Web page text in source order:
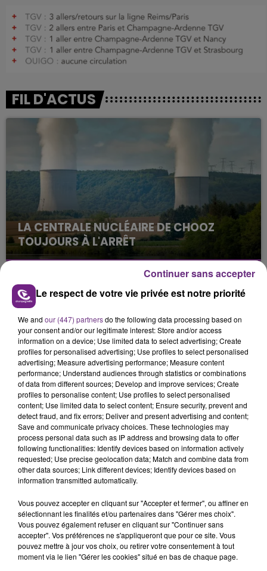
FIL D'ACTUS
LA CENTRALE NUCLÉAIRE DE CHOOZ
TOUJOURS À L'ARRÊT
Cela fait déjà une semaine que la centrale
nucléaire ardennaise est à l'arrêt. Une situation
justifiée par la sécheresse intense qui est toujours
présente.
LE MAGASIN JOUÉCLUB DE REIMS FERME
SES PORTES
C'était l'une des institutions du centre-ville
rémois. Le magasin JouéClub est contraint de
fermer ses portes.
TITRES DIFFUSÉS
11h55
11h55
Le respect de votre vie privée est notre priorité
We and our (447) partnersdo the following data processing based on
your consent and/or our legitimate interest: Store and/or access
information on a device; Use limited data to select advertising; Create
profiles for personalised advertising; Use profiles to select personalised
advertising; Measure advertising performance; Measure content
performance; Understand audiences through statistics or combinations
of data from different sources; Develop and improve services; Create
profiles to personalise content; Use profiles to select personalised
content; Use limited data to select content; Ensure security, prevent and
detect fraud, and fix errors; Deliver and present advertising and content;
Save and communicate privacy choices. These technologies may
process personal data such as IP address and browsing data to offer
following functionalities: Identify devices based on information actively
requested; Use precise geolocation data; Match and combine data from
other data sources; Link different devices; Identify devices based on
information transmitted automatically.
Vous pouvez accepter en cliquant sur "Accepter et fermer", ou affiner en
sélectionnant les finalités et/ou partenaires dans "Gérer mes choix".
Vous pouvez également refuser en cliquant sur "Continuer sans
accepter". Vos préférences ne s'appliqueront que pour ce site. Vous
pouvez mettre à jour vos choix, ou retirer votre consentement à tout
moment via le lien "Gérer les cookies" situé en bas de chaque page.
Continuer sans accepter